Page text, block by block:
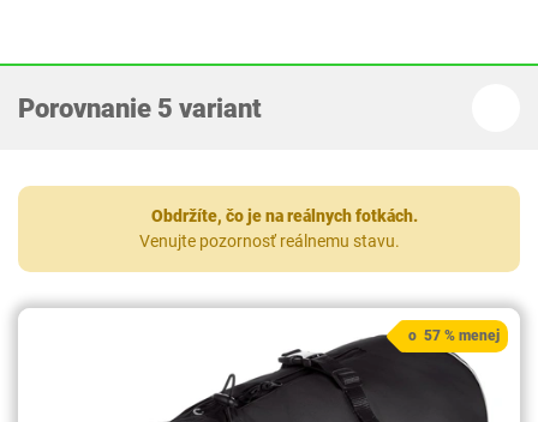
Porovnanie 5 variant
Obdržíte, čo je na reálnych fotkách.
Venujte pozornosť reálnemu stavu.
o 57 % menej